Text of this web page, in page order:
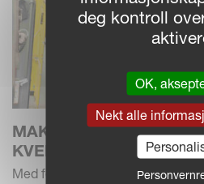
MAKSIMAL KAPASITET
KVERNELAND 5387MT
Med fokus på å produsere fôr av
deg kontroll
OK,
Nekt alle